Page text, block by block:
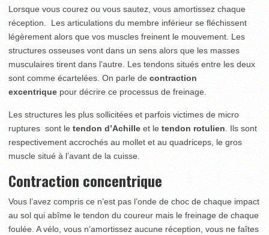
Lorsque vous courez ou vous sautez, vous amortissez chaque
réception. Les articulations du membre inférieur se fléchissent
légèrement alors que vos muscles freinent le mouvement. Les
structures osseuses vont dans un sens alors que les masses
musculaires tirent dans l’autre. Les tendons situés entre les deux
sont comme écartelées. On parle de contraction
excentrique pour décrire ce processus de freinage.
Les structures les plus sollicitées et parfois victimes de micro
ruptures sont le tendon d’Achille et le tendon rotulien. Ils sont
respectivement accrochés au mollet et au quadriceps, le gros
muscle situé à l’avant de la cuisse.
Contraction concentrique
Vous l’avez compris ce n’est pas l’onde de choc de chaque impact
au sol qui abîme le tendon du coureur mais le freinage de chaque
foulée. A vélo, vous n’amortissez aucune réception, vous ne faîtes